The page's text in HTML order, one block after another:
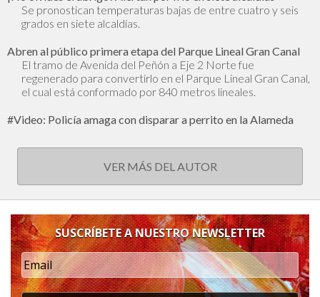
Se pronostican temperaturas bajas de entre cuatro y seis
grados en siete alcaldías.
Abren al público primera etapa del Parque Lineal Gran Canal
El tramo de Avenida del Peñón a Eje 2 Norte fue
regenerado para convertirlo en el Parque Lineal Gran Canal,
el cual está conformado por 840 metros lineales.
#Video: Policía amaga con disparar a perrito en la Alameda
VER MÁS DEL AUTOR
SUSCRÍBETE A NUESTRO NEWSLETTER